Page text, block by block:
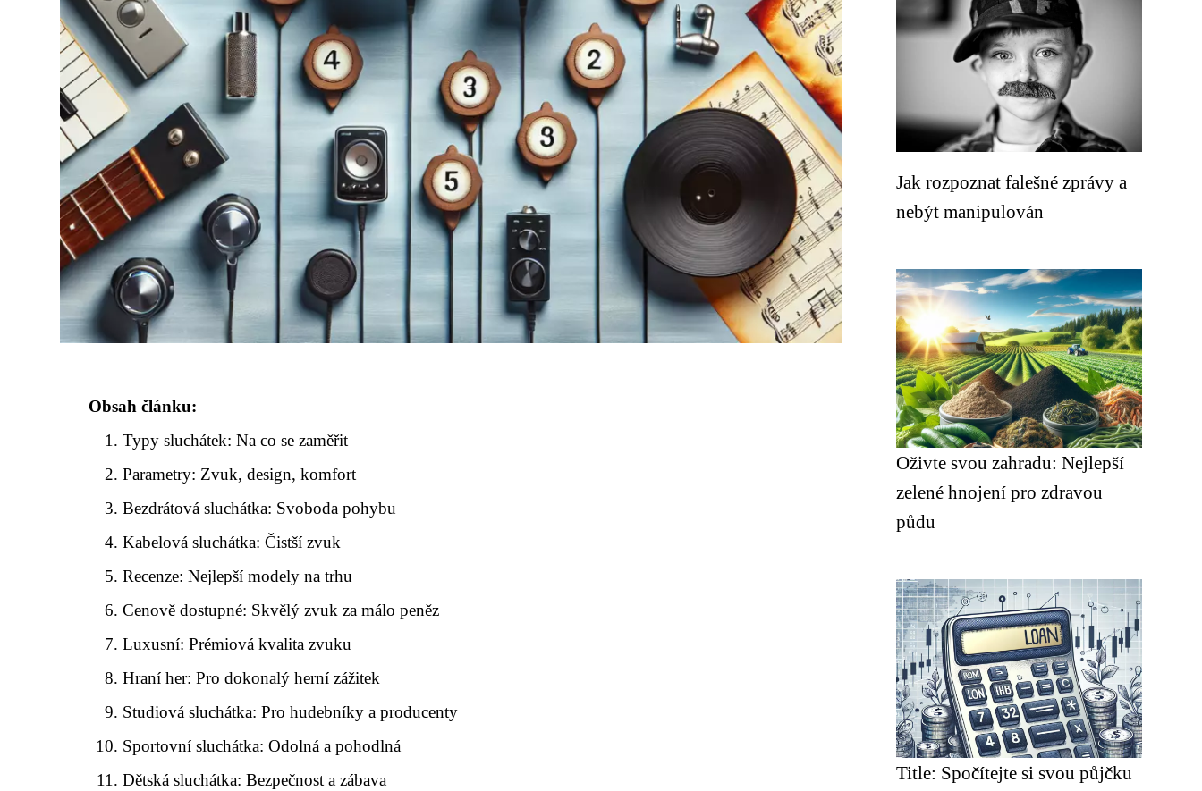
Obsah článku:
Typy sluchátek: Na co se zaměřit
Parametry: Zvuk, design, komfort
Bezdrátová sluchátka: Svoboda pohybu
Kabelová sluchátka: Čistší zvuk
Recenze: Nejlepší modely na trhu
Cenově dostupné: Skvělý zvuk za málo peněz
Luxusní: Prémiová kvalita zvuku
Hraní her: Pro dokonalý herní zážitek
Studiová sluchátka: Pro hudebníky a producenty
Sportovní sluchátka: Odolná a pohodlná
Dětská sluchátka: Bezpečnost a zábava
Jak rozpoznat falešné zprávy a
nebýt manipulován
Oživte svou zahradu: Nejlepší
zelené hnojení pro zdravou
půdu
Title: Spočítejte si svou půjčku